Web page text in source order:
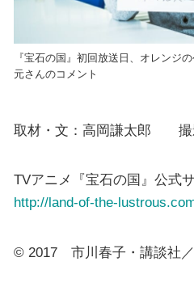
『宝石の国』初回放送日、オレンジ
元さんのコメント
取材・文：高岡謙太郎 撮
TVアニメ『宝石の国』公式
http://land-of-the-
© 2017 市川春子・講談社